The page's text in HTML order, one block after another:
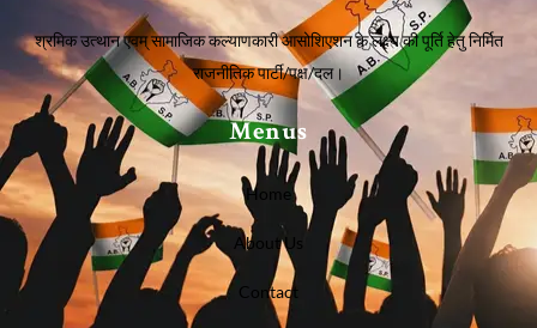
श्रमिक उत्थान एवम् सामाजिक कल्याणकारी आसोशिएशन के लक्ष्य की पूर्ति हेतु निर्मित
राजनीतिक पार्टी/पक्ष/दल।
Menus
Home
About Us
Contact